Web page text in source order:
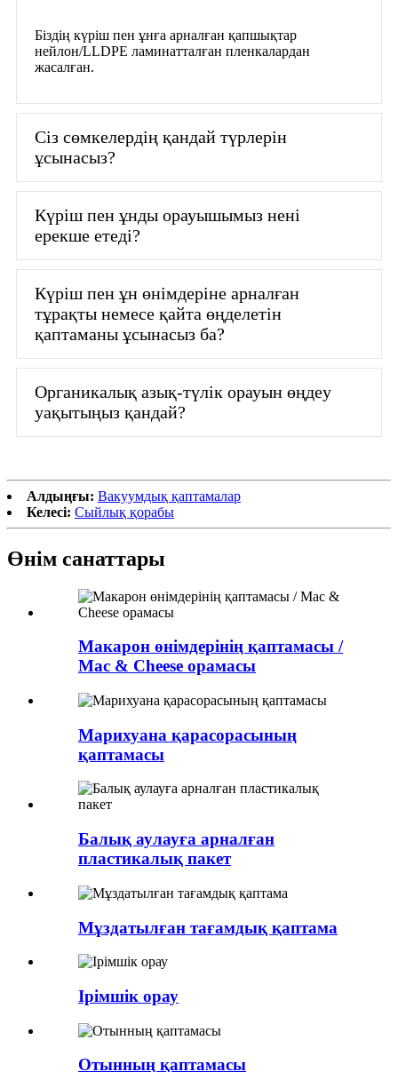
Біздің күріш пен ұнға арналған қапшықтар
нейлон/LLDPE ламинатталған пленкалардан
жасалған.
Сіз сөмкелердің қандай түрлерін
ұсынасыз?
Күріш пен ұнды орауышымыз нені
ерекше етеді?
Күріш пен ұн өнімдеріне арналған
тұрақты немесе қайта өңделетін
қаптаманы ұсынасыз ба?
Органикалық азық-түлік орауын өңдеу
уақытыңыз қандай?
Алдыңғы: Вакуумдық қаптамалар
Келесі: Сыйлық қорабы
Өнім санаттары
Макарон өнімдерінің қаптамасы /
Mac & Cheese орамасы
Марихуана қарасорасының
қаптамасы
Балық аулауға арналған
пластикалық пакет
Мұздатылған тағамдық қаптама
Ірімшік орау
Отынның қаптамасы